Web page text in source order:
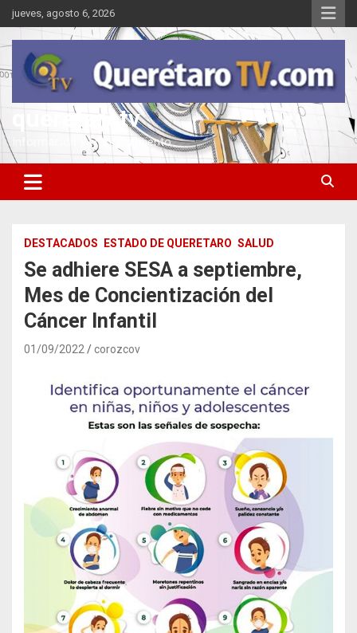
Saltar
al
contenido
jueves, agosto 6, 2026
queretarotv
Información y entretenimiento
DESTACADOS ESTADO DE QUERETARO SALUD
Se adhiere SESA a septiembre,
Mes de Concientización del
Cáncer Infantil
01/09/2022 corozcov